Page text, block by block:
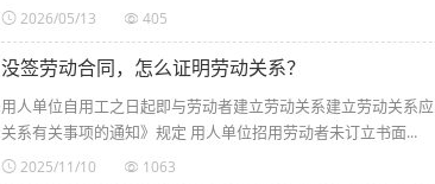
2026/05/13 405
没签劳动合同，怎么证明劳动关系？
用人单位自用工之日起即与劳动者建立劳动关系建立劳动关系
关系有关事项的通知》规定 用人单位招用劳动者未订立书面...
2025/11/10 1063